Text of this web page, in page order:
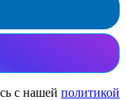
с нашей политикой